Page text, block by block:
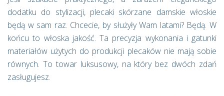
dodatku do stylizacji, plecaki skórzane damskie włoskie
będą w sam raz. Chcecie, by służyły Wam latami? Będą. W
końcu to włoska jakość. Ta precyzja wykonania i gatunki
materiałów użytych do produkcji plecaków nie mają sobie
równych. To towar luksusowy, na który bez dwóch zdań
zasługujesz.